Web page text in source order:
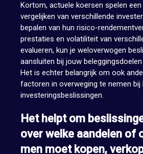
Kortom, actuele koersen spelen
vergelijken van verschillende
bepalen van hun risico-
prestaties en volatiliteit van
evalueren, kun je weloverwogen
aansluiten bij jouw
Het is echter belangrijk om ook
factoren in overweging te nemen bij
investeringsbeslissingen.
Het helpt om
over welke aandelen of
men moet kopen,